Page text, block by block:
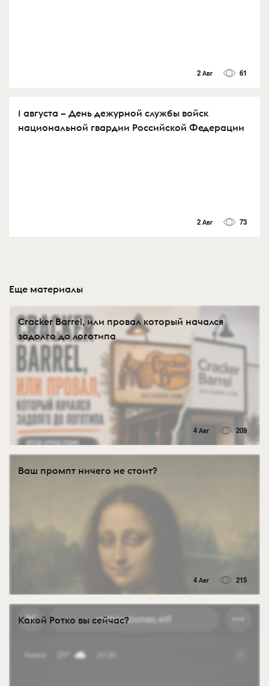
2 Авг 61
1 августа – День дежурной службы войск
национальной гвардии Российской Федерации
2 Авг 73
Еще материалы
Cracker Barrel, или провал который начался
задолго до логотипа
4 Авг 209
Ваш промпт ничего не стоит?
4 Авг 215
Какой Ротко вы сейчас?